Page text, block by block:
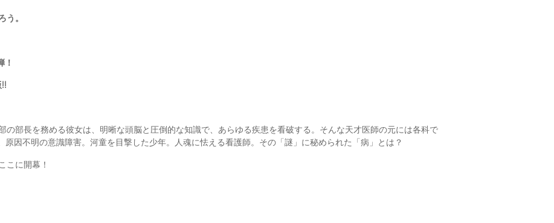
う。
！
の部長を務める彼女は、明晰な頭脳と圧倒的な知識で、あらゆる疾患を看破する。そんな天才医師の元には各科で
原因不明の意識障害。河童を目撃した少年。人魂に怯える看護師。その「謎」に秘められた「病」とは？
こに開幕！